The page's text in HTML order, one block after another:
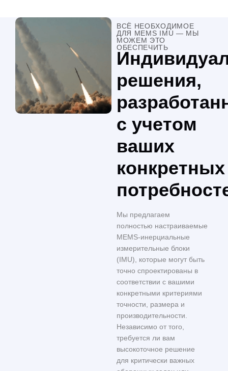
ВСЁ НЕОБХОДИМОЕ
ДЛЯ MEMS IMU — МЫ
МОЖЕМ ЭТО
ОБЕСПЕЧИТЬ
решения,
с учетом
ваших
конкретных
Мы предлагаем
полностью настраиваемые
MEMS-инерциальные
измерительные блоки
(IMU), которые могут быть
точно спроектированы в
соответствии с вашими
конкретными критериями
точности, размера и
производительности.
Независимо от того,
требуется ли вам
высокоточное решение
для критически важных